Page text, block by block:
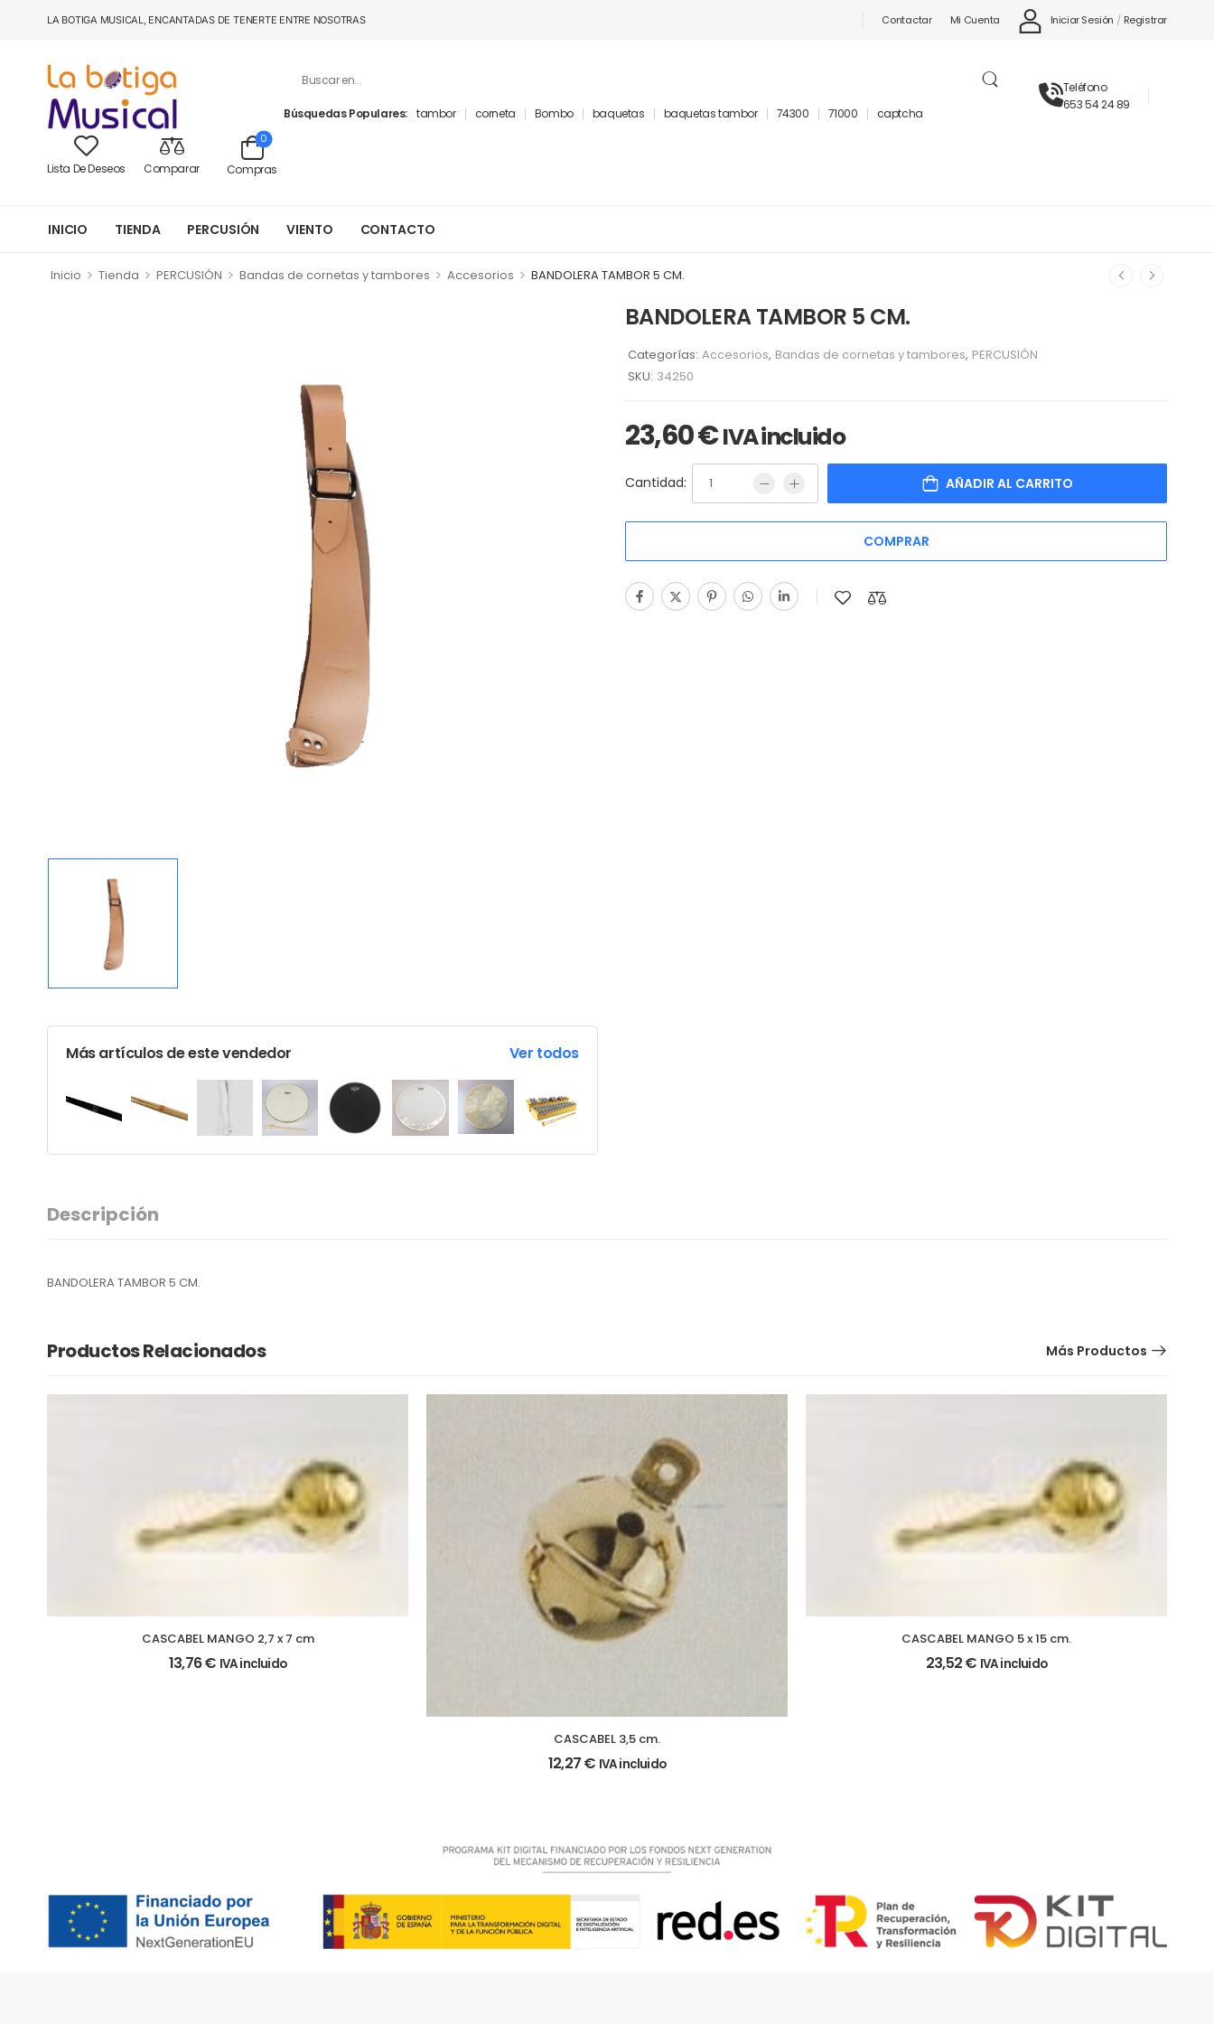
LA BOTIGA MUSICAL, ENCANTADAS DE TENERTE ENTRE NOSOTRAS Contactar Mi Cuenta Iniciar Sesión / Registrar
Búsquedas Populares: tambor corneta Bombo baquetas baquetas tambor 74300 71000 captcha
Teléfono
653 54 24 89
Lista De Deseos Comparar Compras
0
INICIO TIENDA PERCUSIÓN VIENTO CONTACTO
Inicio > Tienda > PERCUSIÓN > Bandas de cornetas y tambores > Accesorios > BANDOLERA TAMBOR 5 CM.
Más artículos de este vendedor Ver todos
BANDOLERA TAMBOR 5 CM.
Categorías: Accesorios, Bandas de cornetas y tambores, PERCUSIÓN
SKU: 34250
23,60€IVA incluido
Cantidad: AÑADIR AL CARRITO
COMPRAR
Descripción
BANDOLERA TAMBOR 5 CM.
Productos Relacionados Más Productos
CASCABEL MANGO 2,7 x 7 cm
13,76€ IVA incluido
CASCABEL 3,5 cm.
12,27€ IVA incluido
CASCABEL MANGO 5 x 15 cm.
23,52€ IVA incluido